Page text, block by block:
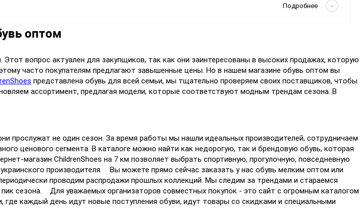
Подробнее
оптом
вопрос актуален для закупщиков, так как они заинтересованы в высоких продажах, которую
часто покупателям предлагают завышенные цены. Но в нашем магазине обувь оптом вы
представлена обувь для всей семьи, мы тщательно проверяем своих поставщиков, чтобы
ассортимент, предлагая модели, которые соответствуют модным трендам сезона. В
прослужат не один сезон. За время работы мы нашли идеальных производителей, сотрудничаем
ценового сегмента. В каталоге можно найти как недорогую, так и брендовую обувь, которая
магазин ChildrenShoes на 7 км позволяет выбрать спортивную, прогулочную, повседневную
производителя. Вы можете прямо сейчас заказать у нас обувь мелким оптом или
проводим распродажи прошлых коллекций. Мы следим за трендами и стараемся
сезона. Для уважаемых организаторов совместных покупок - это сайт с огромным каталогом
каждый день идут новые поступления обуви, идут товары со скидками и специальными